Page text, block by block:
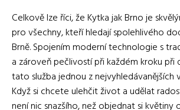
Celkově lze říci, že Kytka jak Brno je
pro všechny, kteří hledají spolehlivého
Brně. Spojením moderní technologie s
a zároveň pečlivostí při každém kroku při
tato služba jednou z nejvyhledávanějších
Když si chcete ulehčit život a udělat
není nic snazšího, než objednat si květiny